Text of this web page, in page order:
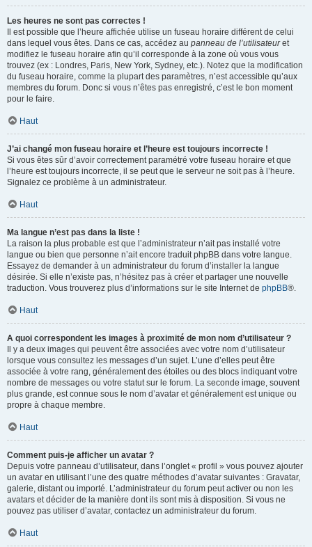
Les heures ne sont pas correctes !
Il est possible que l’heure affichée utilise un fuseau horaire différent de celui
dans lequel vous êtes. Dans ce cas, accédez au panneau de l’utilisateuret
modifiez le fuseau horaire afin qu’il corresponde à la zone où vous vous
trouvez (ex : Londres, Paris, New York, Sydney, etc.). Notez que la modification
du fuseau horaire, comme la plupart des paramètres, n’est accessible qu’aux
membres du forum. Donc si vous n’êtes pas enregistré, c’est le bon moment
pour le faire.
Haut
J’ai changé mon fuseau horaire et l’heure est toujours incorrecte !
Si vous êtes sûr d’avoir correctement paramétré votre fuseau horaire et que
l’heure est toujours incorrecte, il se peut que le serveur ne soit pas à l’heure.
Signalez ce problème à un administrateur.
Haut
Ma langue n’est pas dans la liste !
La raison la plus probable est que l’administrateur n’ait pas installé votre
langue ou bien que personne n’ait encore traduit phpBB dans votre langue.
Essayez de demander à un administrateur du forum d’installer la langue
désirée. Si elle n’existe pas, n’hésitez pas à créer et partager une nouvelle
traduction. Vous trouverez plus d’informations sur le site Internet de phpBB®.
Haut
A quoi correspondent les images à proximité de mon nom d’utilisateur ?
Il y a deux images qui peuvent être associées avec votre nom d’utilisateur
lorsque vous consultez les messages d’un sujet. L’une d’elles peut être
associée à votre rang, généralement des étoiles ou des blocs indiquant votre
nombre de messages ou votre statut sur le forum. La seconde image, souvent
plus grande, est connue sous le nom d’avatar et généralement est unique ou
propre à chaque membre.
Haut
Comment puis-je afficher un avatar ?
Depuis votre panneau d’utilisateur, dans l’onglet « profil » vous pouvez ajouter
un avatar en utilisant l’une des quatre méthodes d’avatar suivantes : Gravatar,
galerie, distant ou importé. L’administrateur du forum peut activer ou non les
avatars et décider de la manière dont ils sont mis à disposition. Si vous ne
pouvez pas utiliser d’avatar, contactez un administrateur du forum.
Haut